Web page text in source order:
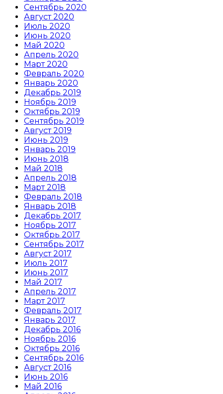
Сентябрь 2020
Август 2020
Июль 2020
Июнь 2020
Май 2020
Апрель 2020
Март 2020
Февраль 2020
Январь 2020
Декабрь 2019
Ноябрь 2019
Октябрь 2019
Сентябрь 2019
Август 2019
Июнь 2019
Январь 2019
Июнь 2018
Май 2018
Апрель 2018
Март 2018
Февраль 2018
Январь 2018
Декабрь 2017
Ноябрь 2017
Октябрь 2017
Сентябрь 2017
Август 2017
Июль 2017
Июнь 2017
Май 2017
Апрель 2017
Март 2017
Февраль 2017
Январь 2017
Декабрь 2016
Ноябрь 2016
Октябрь 2016
Сентябрь 2016
Август 2016
Июнь 2016
Май 2016